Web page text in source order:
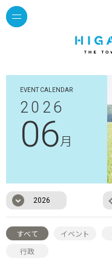
EVENT CALENDAR
2026
06月
2026
すべて イベント
行政